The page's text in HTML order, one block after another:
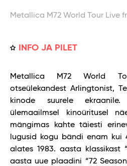
Metallica M72 World Tour Live
INFO JA PILET
Metallica M72 World
otseülekandest Arlingtonist,
kinode suurele ekraanile.
ülemaailmsel kinoüritusel
mängimas kahte täiesti
lugusid kogu bändi enam kui
alates 1983. aasta klassikast
aasta uue plaadini “72